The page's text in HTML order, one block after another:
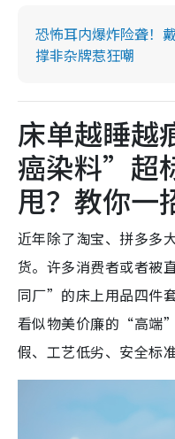
恐怖耳内爆炸险聋！
撑非杂牌惹狂嘲
床单越睡
癌染料”超
甩？教你一
近年除了淘宝、拼多多
货。许多消费者或者
同厂”的床上用品四件
看似物美价廉的“高端
假、工艺低劣、安全标